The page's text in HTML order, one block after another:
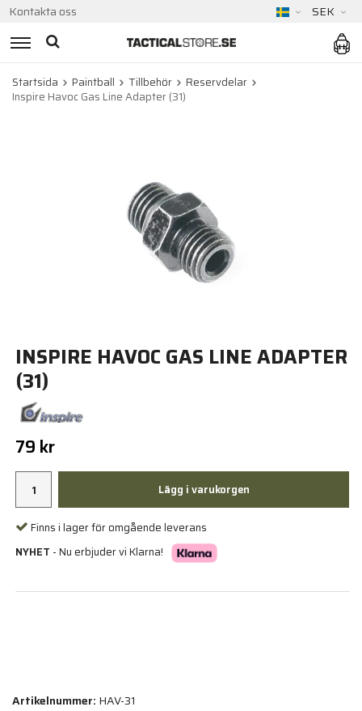
Kontakta oss SEK
Startsida Paintball Tillbehör
Reservdelar
Inspire Havoc Gas Line Adapter (31)
INSPIRE HAVOC GAS LINE ADAPTER
(31)
79 kr
Lägg i varukorgen
Finns i lager för omgående leverans
NYHET - Nu erbjuder vi Klarna!
Artikelnummer: HAV-31